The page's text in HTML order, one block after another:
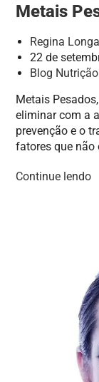
Metais
Regina
22 de
Blog
Metais
eliminar com a
prevenção e o
fatores que não
Continue lendo